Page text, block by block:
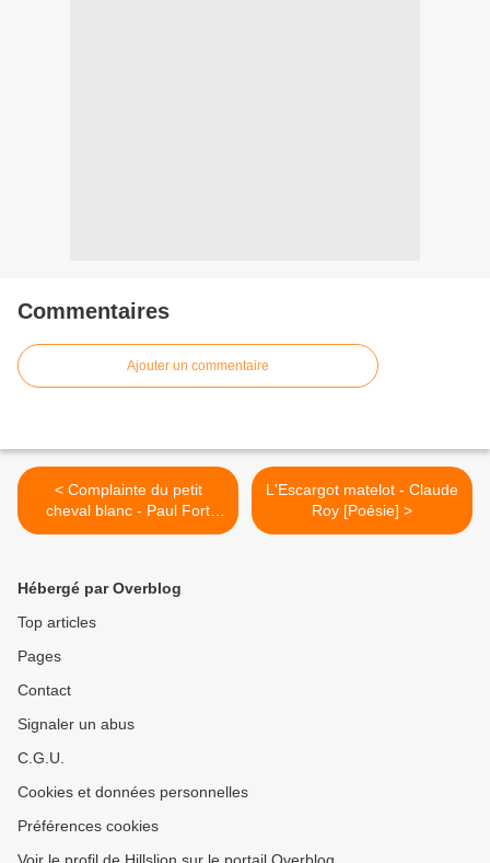
Commentaires
Ajouter un commentaire
< Complainte du petit
cheval blanc - Paul Fort
[Poésie]
L'Escargot matelot - Claude
Roy [Poésie] >
Hébergé par Overblog
Top articles
Pages
Contact
Signaler un abus
C.G.U.
Cookies et données personnelles
Préférences cookies